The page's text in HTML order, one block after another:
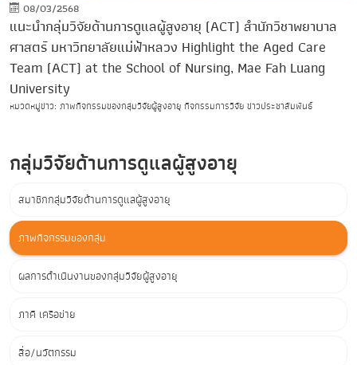
08/03/2568
แนะนำกลุ่มวิจัยด้านการดูแลผู้สูงอายุ (ACT) สำนักวิชาพยาบาล
ศาสตร์ มหาวิทยาลัยแม่ฟ้าหลวง Highlight the Aged Care
Team (ACT) at the School of Nursing, Mae Fah Luang
University
หมวดหมู่ข่าว: ภาพกิจกรรมของกลุ่มวิจัยผู้สูงอายุ กิจกรรมการวิจัย ข่าวประชาสัมพันธ์
กลุ่มวิจัยด้านการดูแลผู้สูงอายุ
สมาชิกกลุ่มวิจัยด้านการดูแลผู้สูงอายุ
ภาพกิจกรรมของกลุ่ม
ผลการดำเนินงานของกลุ่มวิจัยผู้สูงอายุ
ภาคี เครือข่าย
สื่อ/นวัตกรรม